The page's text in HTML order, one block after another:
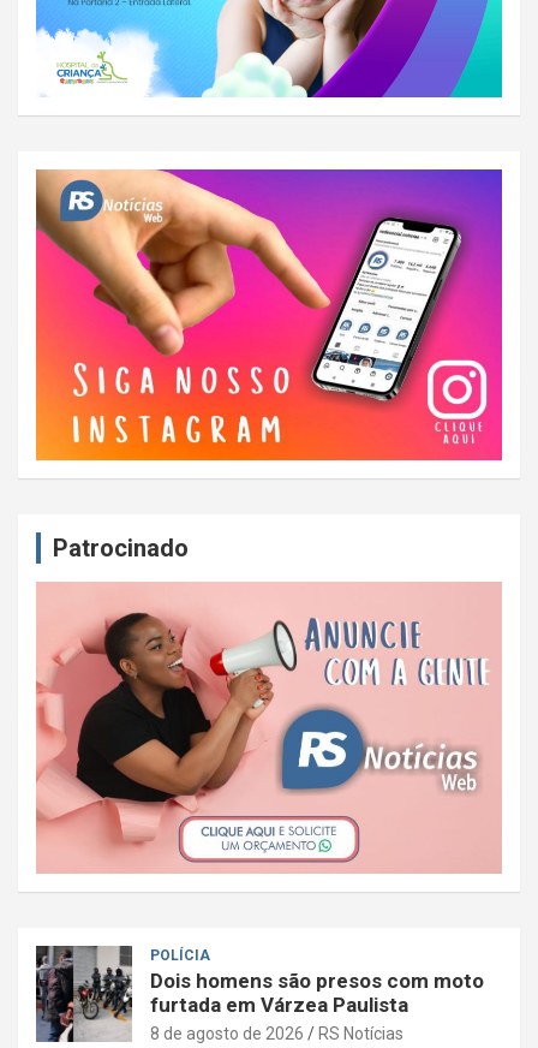
Patrocinado
POLÍCIA
Dois homens são presos com moto
furtada em Várzea Paulista
8 de agosto de 2026 RS Notícias